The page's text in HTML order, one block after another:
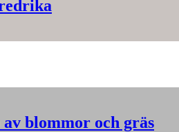
blommor och gräs